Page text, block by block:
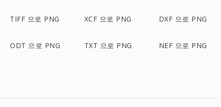
TIFF 으로 PNG XCF 으로 PNG DXF 으로 PNG
ODT 으로 PNG TXT 으로 PNG NEF 으로 PNG